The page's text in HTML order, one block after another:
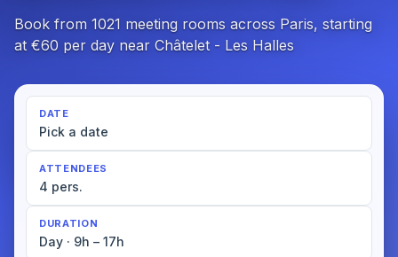
Book from 1021 meeting rooms across Paris, starting
at €60 per day near Châtelet - Les Halles
DATE
Pick a date
ATTENDEES
4 pers.
DURATION
Day · 9h – 17h